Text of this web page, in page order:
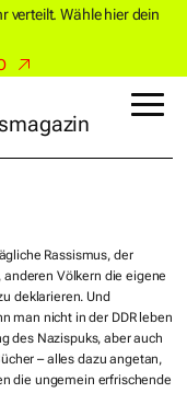
verteilt. Wähle hier dein
Rassismus, der
Völkern die eigene
deklarieren. Und
man nicht in der DDR leben
des Nazispuks, aber auch
– alles dazu angetan,
die ungemein erfrischende